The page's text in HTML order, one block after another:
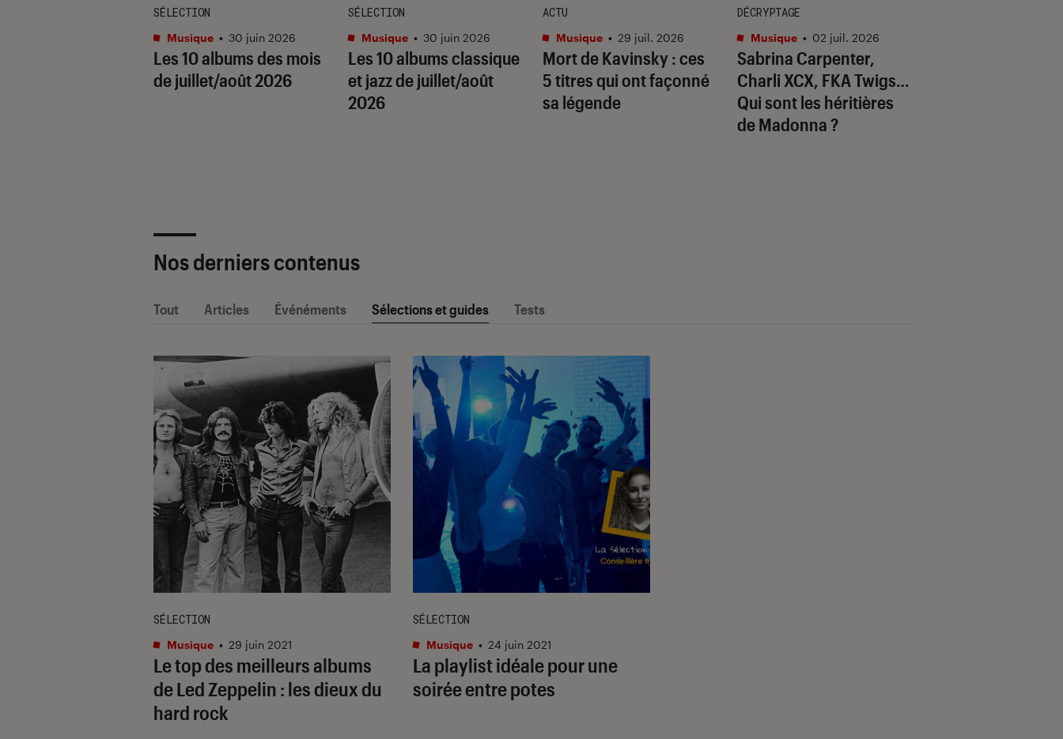
Les 10 albums des mois
de juillet/août 2026
SÉLECTION
Musique • 30 juin 2026
Les 10 albums classique
et jazz de juillet/août
2026
SÉLECTION
Musique • 30 juin 2026
Mort de Kavinsky : ces
5 titres qui ont façonné
sa légende
ACTU
Musique • 29 juil. 2026
Sabrina Carpenter,
Charli XCX, FKA Twigs…
Qui sont les héritières
de Madonna ?
DÉCRYPTAGE
Musique • 02 juil. 2026
Nos derniers contenus
Tout Articles Événéments Sélections et guides Tests
Le top des meilleurs albums
de Led Zeppelin : les dieux du
hard rock
SÉLECTION
Musique • 29 juin 2021
La playlist idéale pour une
soirée entre potes
SÉLECTION
Musique • 24 juin 2021